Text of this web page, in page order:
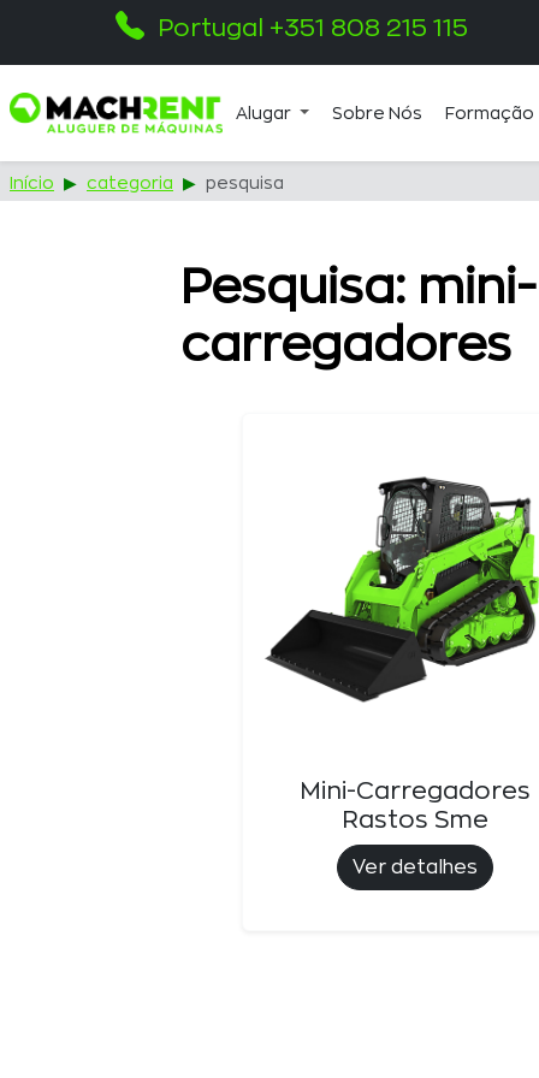
Portugal +351 808 215 115
Alugar Sobre Nós Formação
Início categoria pesquisa
Pesquisa: mini-
carregadores
Mini-Carregadores
Rastos Sme
Ver detalhes